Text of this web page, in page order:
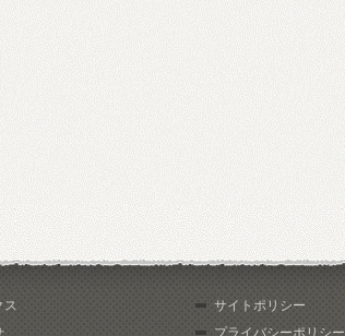
ス
サイトポリシー
プライバシーポリシー